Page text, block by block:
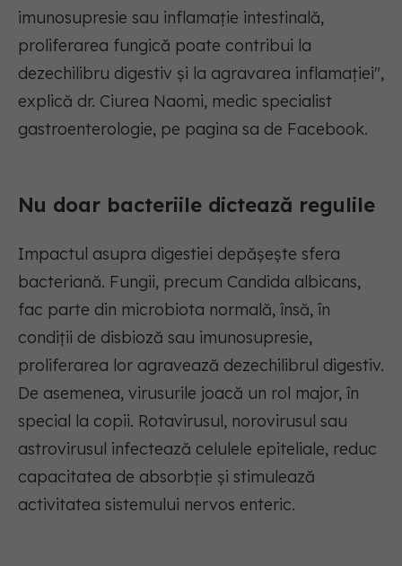
imunosupresie sau inflamație intestinală,
proliferarea fungică poate contribui la
dezechilibru digestiv și la agravarea inflamației",
explică dr. Ciurea Naomi, medic specialist
gastroenterologie, pe pagina sa de Facebook.
Nu doar bacteriile dictează regulile
Impactul asupra digestiei depășește sfera
bacteriană. Fungii, precum Candida albicans,
fac parte din microbiota normală, însă, în
condiții de disbioză sau imunosupresie,
proliferarea lor agravează dezechilibrul digestiv.
De asemenea, virusurile joacă un rol major, în
special la copii. Rotavirusul, norovirusul sau
astrovirusul infectează celulele epiteliale, reduc
capacitatea de absorbție și stimulează
activitatea sistemului nervos enteric.